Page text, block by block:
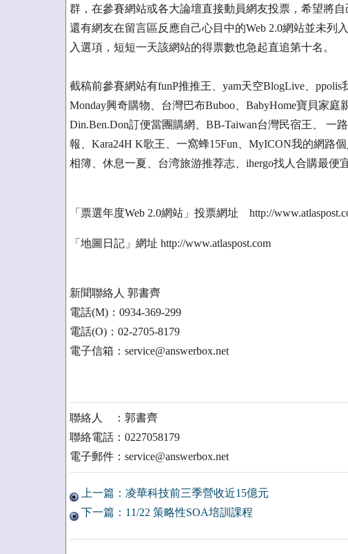
群，在參賽網站或各大論壇直接動員網友投票，希望將自
還有網友在留言區反應自己心目中的Web 2.0網站並未列
入選項，短短一天該網站的得票數也急起直追第十名。
截稿前參賽網站有funP推推王、yam天空BlogLive、ppolis
Monday興奇購物、台灣巴布Buboo、BabyHome寶貝家庭
Din.Ben.Don訂便當團購網、BB-Taiwan台灣民宿王、 一
報、Kara24H K歌王、一窩蜂15Fun、MyICON我的網路
相簿、休息一夏、台湾旅游推荐志、ihergo找人合購最便
「票選年度Web 2.0網站」投票網址 http://
「地圖日記」網址 http://www.atlaspost.com
新聞聯絡人 郭書齊
電話(M)：0934-369-299
電話(O)：02-2705-8179
電子信箱：service@answerbox.net
聯絡人 ：郭書齊
聯絡電話：0227058179
電子郵件：service@answerbox.net
上一篇：凌華科技前三季營收近15億元
下一篇：11/22 策略性SOA培訓課程